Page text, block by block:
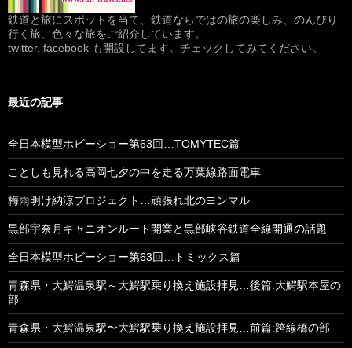
鉄道と旅にスポットを当て、鉄道ならではの旅の楽しみ、のんびり
行く旅、色々な旅をご紹介しています。
twitter, facebook も開設してます。チェックしてみてください。
最近の記事
全日本模型ホビーショー第63回…TOMYTEC篇
ことしも見れる高岡七夕の中を走る万葉線路面電車
梅雨明け納涼プロジェクト…頑張れ北のヨンマル
黒部宇奈月キャニオンルート開業と黒部峡谷鉄道全線開通の話題
全日本模型ホビーショー第63回…トミックス篇
青森県・大鰐温泉駅～大鰐駅乗り換え施設拝見…後篇:大鰐駅本屋の
部
青森県・大鰐温泉駅〜大鰐駅乗り換え施設拝見…前篇:跨線橋の部